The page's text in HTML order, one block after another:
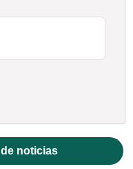
noticias